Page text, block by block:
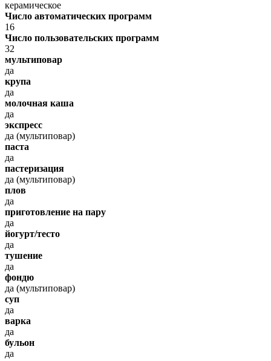
керамическое
Число автоматических программ
16
Число пользовательских программ
32
мультиповар
да
крупа
да
молочная каша
да
экспресс
да (мультиповар)
паста
да
пастеризация
да (мультиповар)
плов
да
приготовление на пару
да
йогурт/тесто
да
тушение
да
фондю
да (мультиповар)
суп
да
варка
да
бульон
да